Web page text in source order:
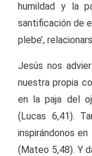
humildad y la
santificación de
plebe’,
Jesús nos
nuestra propia
en la paja del
(Lucas 6,41).
inspirándonos
(Mateo 5,48). Y